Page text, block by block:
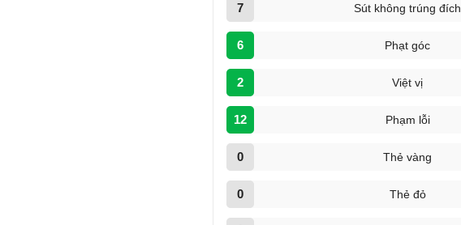
7 Sút không trúng đích
6 Phạt góc
2 Việt vị
12 Phạm lỗi
0 Thẻ vàng
0 Thẻ đỏ